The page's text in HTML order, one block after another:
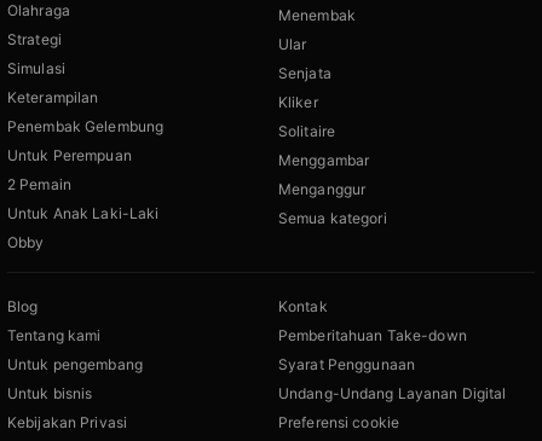
Olahraga
Strategi
Simulasi
Keterampilan
Penembak Gelembung
Untuk Perempuan
2 Pemain
Untuk Anak Laki-Laki
Obby
Menembak
Ular
Senjata
Kliker
Solitaire
Menggambar
Menganggur
Semua kategori
Blog
Tentang kami
Untuk pengembang
Untuk bisnis
Kebijakan Privasi
Kontak
Pemberitahuan Take-down
Syarat Penggunaan
Undang-Undang Layanan Digital
Preferensi cookie